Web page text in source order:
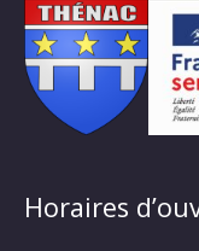
Horaires